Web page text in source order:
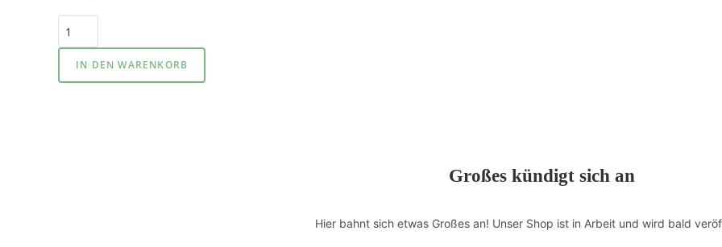
IN DEN WARENKORB
Großes kündigt sich an
Hier bahnt sich etwas Großes an! Unser Shop ist in Arbeit und wird bald